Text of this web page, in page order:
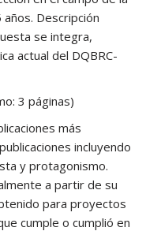
Descripción
se integra,
actual del DQBRC-
3 páginas)
más
incluyendo
y protagonismo.
a partir de su
para proyectos
cumple o cumplió en